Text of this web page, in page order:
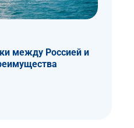
между Россией и